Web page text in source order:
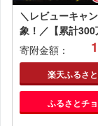
＼レビューキャ
象！／【累計300
破！】格之進 金
グ 6個+1個 冷凍
包装 高級 国産 無添加ハン
バーグ お惣菜 お
当 ハンバーグ 国
加 黒毛和牛 高級
寄附金額：
楽天ふるさ
ふるさとチ